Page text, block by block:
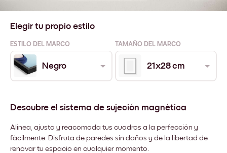
Elegir tu propio estilo
ESTILO DEL MARCO TAMAÑO DEL MARCO
Negro 21x28 cm
Descubre el sistema de sujeción magnética
Alinea, ajusta y reacomoda tus cuadros a la perfección y
fácilmente. Disfruta de paredes sin daños y de la libertad de
renovar tu espacio en cualquier momento.